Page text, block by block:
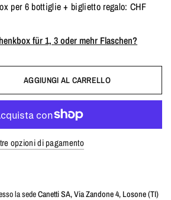
per 6 bottiglie + biglietto regalo: CHF
für 1, 3 oder mehr Flaschen?
AGGIUNGI AL CARRELLO
opzioni di pagamento
la sedeCanetti SA, Via Zandone 4, Losone (TI)